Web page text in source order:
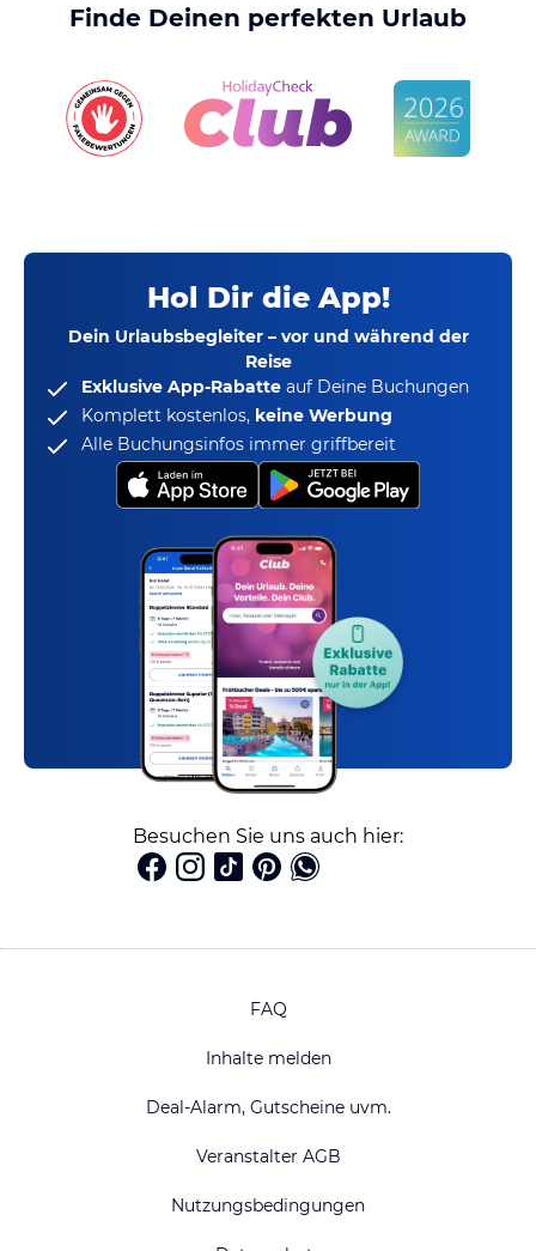
Finde Deinen perfekten Urlaub
Hol Dir die App!
Dein Urlaubsbegleiter – vor und während der
Reise
Exklusive App-Rabatte auf Deine Buchungen
Komplett kostenlos, keine Werbung
Alle Buchungsinfos immer griffbereit
Besuchen Sie uns auch hier:
FAQ
Inhalte melden
Deal-Alarm, Gutscheine uvm.
Veranstalter AGB
Nutzungsbedingungen